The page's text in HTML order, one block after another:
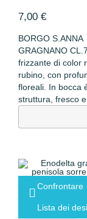
7,00 €
BORGO S.ANNA
GRAGNANO
frizzante di color
rubino, con
floreali. In bocca
struttura, fresco
Confrontare
Lista dei